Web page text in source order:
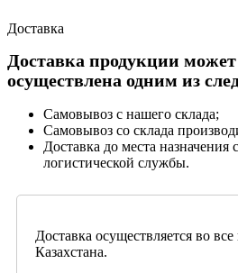
Доставка
Доставка продукции
осуществлена одним из
Самовывоз с нашего склада;
Самовывоз со склада
Доставка до места
логистической службы.
Доставка осуществляется во
Казахстана.